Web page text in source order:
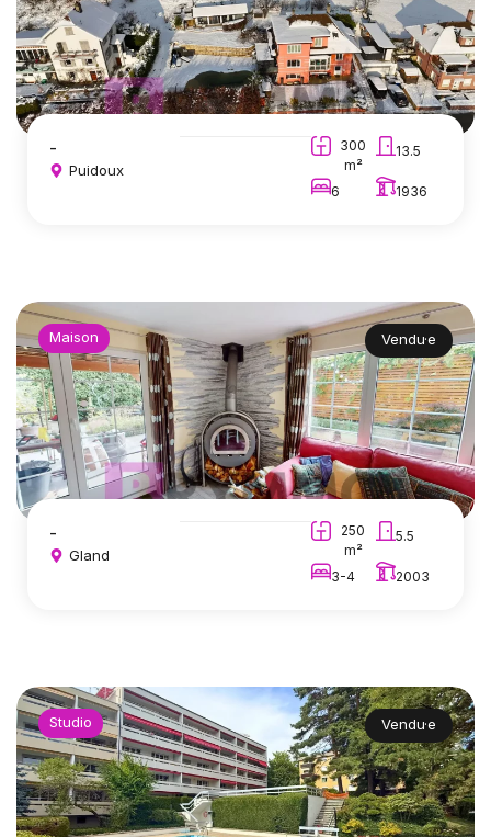
-
Puidoux
300
m²
13.5
6 1936
Maison Vendu·e
-
Gland
250
m²
5.5
3-4 2003
Studio Vendu·e